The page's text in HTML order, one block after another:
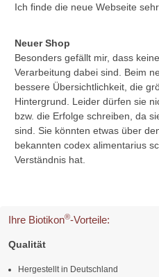
Ich finde die neue Webseite
Neuer Shop
Besonders gefällt mir, dass
Verarbeitung dabei sind. Beim
bessere Übersichtlichkeit, die
Hintergrund. Leider dürfen sie
bzw. die Erfolge schreiben, da
sind. Sie könnten etwas über
bekannten codex alimentarius
Verständnis hat.
Ihre Biotikon®-Vorteile:
Qualität
Hergestellt in Deutschland